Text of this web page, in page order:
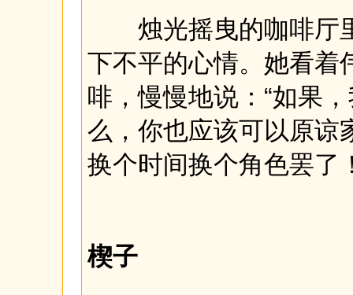
烛光摇曳的咖啡厅
下不平的心情。她看着
啡，慢慢地说：“如果
么，你也应该可以原谅
换个时间换个角色罢了
楔子